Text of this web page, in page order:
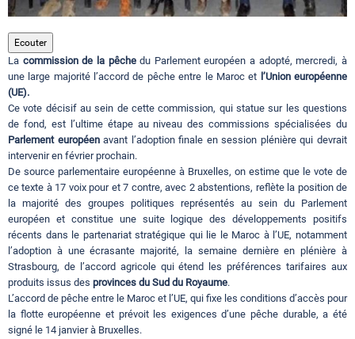
Evenements
Contact
Ecouter
La commission de la pêchedu Parlement européen a adopté, mercredi, à
une large majorité l’accord de pêche entre le Maroc et l’Union européenne
(UE).
Ce vote décisif au sein de cette commission, qui statue sur les questions
de fond, est l’ultime étape au niveau des commissions spécialisées du
Parlement européenavant l’adoption finale en session plénière qui devrait
intervenir en février prochain.
De source parlementaire européenne à Bruxelles, on estime que le vote de
ce texte à 17 voix pour et 7 contre, avec 2 abstentions, reflète la position de
la majorité des groupes politiques représentés au sein du Parlement
européen et constitue une suite logique des développements positifs
récents dans le partenariat stratégique qui lie le Maroc à l’UE, notamment
l’adoption à une écrasante majorité, la semaine dernière en plénière à
Strasbourg, de l’accord agricole qui étend les préférences tarifaires aux
produits issus des provinces du Sud du Royaume.
L’accord de pêche entre le Maroc et l’UE, qui fixe les conditions d’accès pour
la flotte européenne et prévoit les exigences d’une pêche durable, a été
signé le 14 janvier à Bruxelles.